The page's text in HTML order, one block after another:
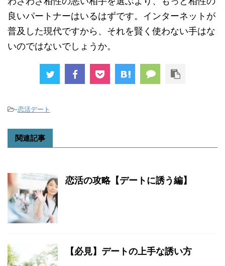
良いパートナーはいるはずです。インターネットが
普及した現代ですから、それを賢く使わない手はな
いのではないでしょうか。
-恋活デート
関連記事
恋活の攻略【デートに誘う編】
【必見】デートの上手な誘い方